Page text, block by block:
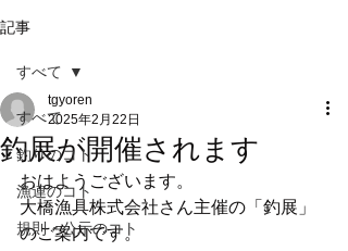
記事
すべて
釣りのコト
漁連のコト
規則・公示のコト
すべて
釣展が開催されます
tgyoren
2025年2月22日
おはようございます。
大橋漁具株式会社さん主催の「釣展」
のご案内です。